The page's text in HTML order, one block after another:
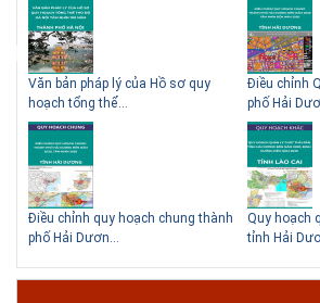
Văn bản pháp lý của Hồ sơ quy
hoạch tổng thể...
Điều chỉnh quy hoạch chung thành
phố Hải Dươn...
Điều chỉnh
phố Hải
Quy hoạch
tỉnh Hải